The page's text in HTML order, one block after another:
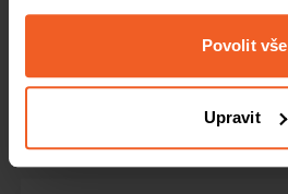
Povolit vše
Upravit
Zobrazit všechny projekty
Recenze spokojených